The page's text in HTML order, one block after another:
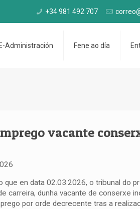
+34 981 492 707
E-Administración Fene ao día
vacante
que en data 02.03.2026, o tribunal do
carreira, dunha vacante de conserxe
por orde decrecente tras a